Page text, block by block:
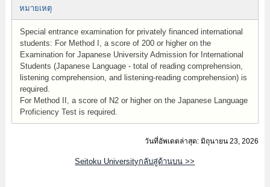
หมายเหตุ
Special entrance examination for privately financed international
students: For Method I, a score of 200 or higher on the
Examination for Japanese University Admission for International
Students (Japanese Language - total of reading comprehension,
listening comprehension, and listening-reading comprehension) is
required.
For Method II, a score of N2 or higher on the Japanese Language
Proficiency Test is required.
วันที่อัพเดตล่าสุด: มิถุนายน 23, 2026
Seitoku Universityกลับสู่ด้านบน >>